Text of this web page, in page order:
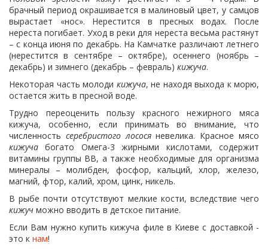
брачный период окрашивается в малиновый цвет, у самцов
вырастает «нос». Нерестится в пресных водах. После
нереста погибает. Уход в реки для нереста весьма растянут
– с конца июня по декабрь. На Камчатке различают летнего
(нерестится в сентябре – октябре), осеннего (ноябрь –
декабрь) и зимнего (декабрь – февраль) кижуча.
Некоторая часть молоди кижуча, не находя выхода к морю,
остается жить в пресной воде.
Трудно переоценить пользу красного нежирного мяса
кижуча, особенно, если принимать во внимание, что
численность серебристого лососяневелика. Красное мясо
кижуча богато Омега-3 жирными кислотами, содержит
витамины группы ВВ, а также необходимые для организма
минералы – молибден, фосфор, кальций, хлор, железо,
магний, фтор, калий, хром, цинк, никель.
В рыбе почти отсутствуют мелкие кости, вследствие чего
кижуч можно вводить в детское питание.
Если Вам нужно купить кижуча филе в Киеве с доставкой -
это к нам!